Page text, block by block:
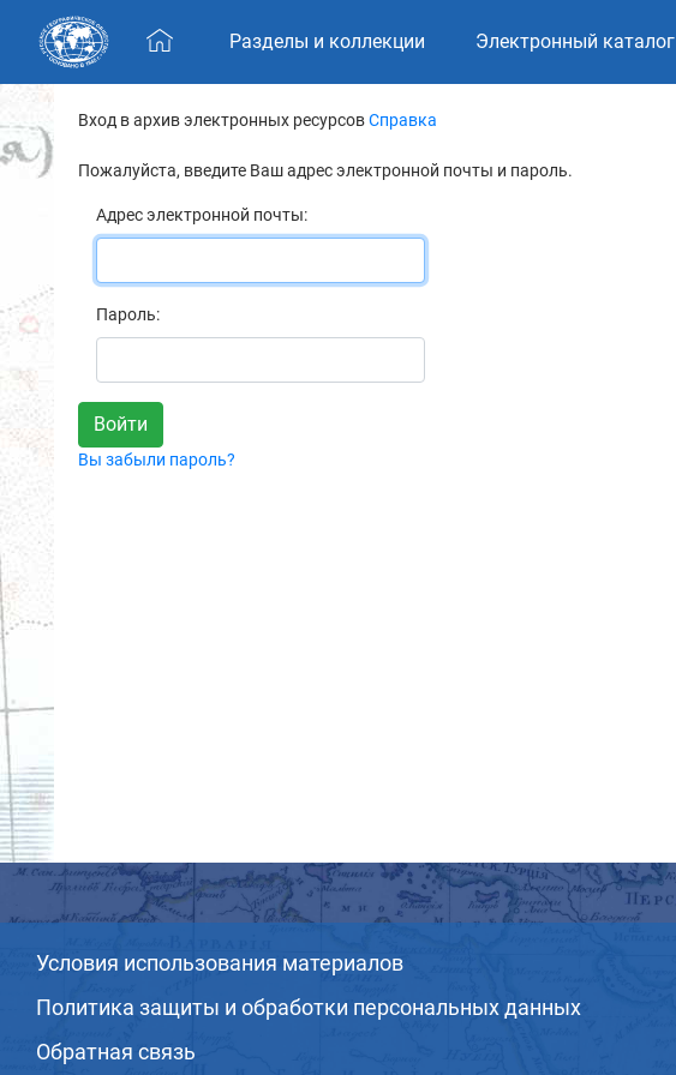
Skip navigation
Разделы и коллекции Электронный каталог
Вход в архив электронных ресурсовСправка
Пожалуйста, введите Ваш адрес электронной почты и пароль.
Адрес электронной почты:
Пароль:
Вы забыли пароль?
Условия использования материалов
Политика защиты и обработки персональных данных
Обратная связь